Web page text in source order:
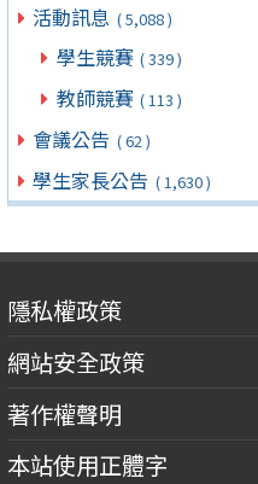
活動訊息 ( 5,088 )
學生競賽 ( 339 )
教師競賽 ( 113 )
會議公告 ( 62 )
學生家長公告 ( 1,630 )
隱私權政策
網站安全政策
著作權聲明
本站使用正體字